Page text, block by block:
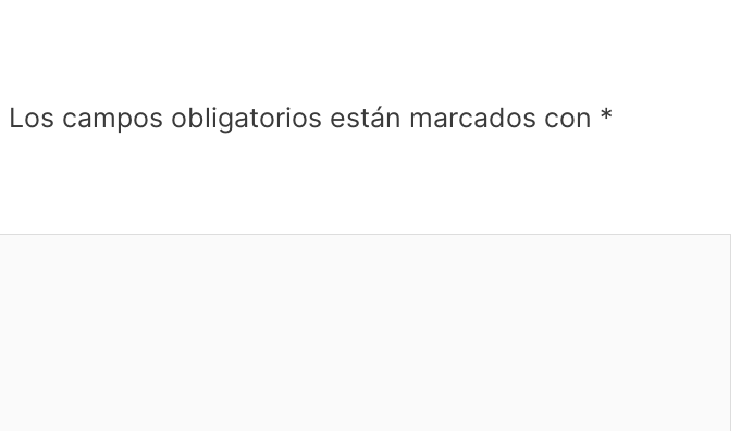
Los campos obligatorios están marcados con *